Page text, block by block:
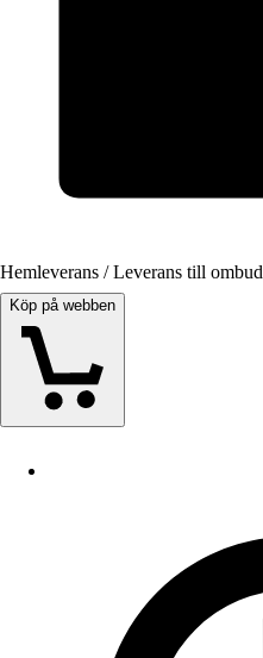
Hemleverans / Leverans till ombud
Köp på webben